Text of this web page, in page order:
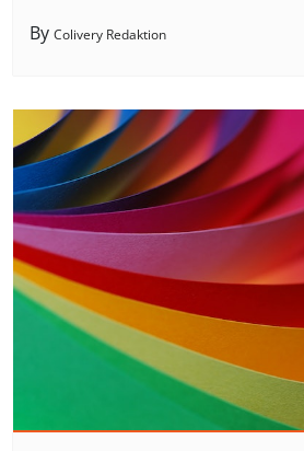
By Colivery Redaktion